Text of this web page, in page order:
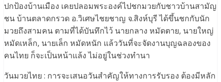
ปกป้องบ้านเมือง เคยปลอมพระองค์ไปชกมวยกับชาวบ้านสามัญ
ชน บ้านตลาดกรวด อ.วิเศษไชยชาญ จ.สิงห์บุรี ได้ขึ้นชกกับนัก
มวยถึงสามคน ตามที่ได้บันทึกไว้ นายกลาง หมัดตาย, นายใหญ่
หมัดเหล็ก, นายเล็ก หมัดหนัก แล้ววันที่จะจัดงานบุญฉลองของ
คนไทย ก็จะเป็นหน้าแล้ง ไม่อยู่ในช่วงทำนา
วันมวยไทย : การจะเสนอวันสำคัญให้ทางการรับรอง ต้องมีหลัก